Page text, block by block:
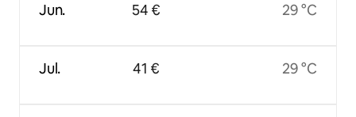
Jun.
Jul.
54 €
41 €
29 °C
29 °C